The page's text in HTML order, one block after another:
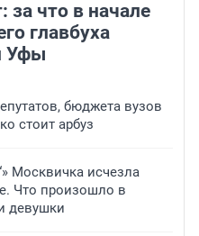
за что в начале
главбуха
Уфы
бюджета вузов
стоит арбуз
Москвичка исчезла
Что произошло в
девушки